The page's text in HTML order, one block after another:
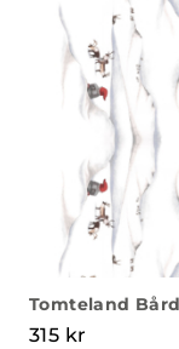
Tomteland
315 kr